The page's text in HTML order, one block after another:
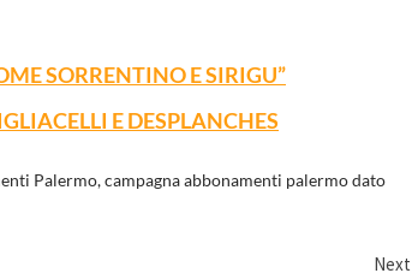
SORRENTINO E SIRIGU”
E DESPLANCHES
Palermo,campagna abbonamenti palermo dato
Next